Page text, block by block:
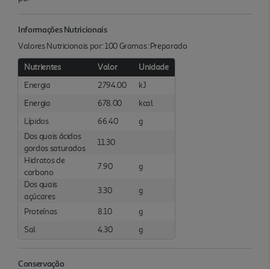
Informações Nutricionais
Valores Nutricionais por: 100 Gramas :Preparado
Nutrientes Valor
Unidade
Energia
2794.00
kJ
Energia
678.00
kcal
Lípidos
66.40
g
Dos quais ácidos
gordos saturados
11.30
Hidratos de
carbono
7.90
g
Dos quais
açúcares
3.30 g
Proteínas 8.10
g
Sal
4.30 g
Conservação